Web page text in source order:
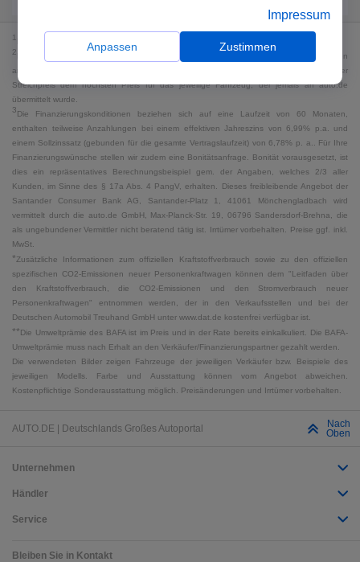
1
2 Bei dem Streichpreis handelt es sich für Neufahrzeuge und junge Gebrauchte um den
an auto.de übermittelten Listenpreis. Für alle anderen Fahrzeuge entspricht der
Streichpreis dem höchsten Preis für das jeweilige Fahrzeug, der jemals an auto.de
übermittelt wurde.
3Die Finanzierungskonditionen beziehen sich auf eine Laufzeit von 60 Monaten,
enthalten teilweise Anzahlungen bei einem effektiven Jahreszins von 6,99% p.a. und
einem Sollzinssatz (gebunden für die gesamte Vertragslaufzeit) von 6,78% p. a.. Für Ihre
Finanzierungswünsche stellen wir zudem eine Bonitätsanfrage. Bonität vorausgesetzt, ist
dies ein repräsentatives Berechnungsbeispiel gem. der Angaben, welches 2/3 aller
Kunden, im Sinne des § 17a Abs. 4 PangV, erhalten. Dieses freibleibende Angebot der
Santander Consumer Bank AG, Santander-Platz 1, 41061 Mönchengladbach wird
vermittelt durch die auto.de GmbH, Max-Planck-Str. 19, 06796 Sandersdorf-Brehna, die
als ungebundener Vermittler nicht beratend tätig ist. Irrtümer vorbehalten. Preise ggf. inkl.
MwSt.
*Zusätzliche Informationen zum offiziellen Kraftstoffverbrauch sowie zu den offiziellen
spezifischen CO2-Emissionen neuer Personenkraftwagen können dem "Leitfaden über
den Kraftstoffverbrauch, die CO2-Emissionen und den Stromverbrauch neuer
Personenkraftwagen" entnommen werden, der in den Verkaufsstellen und bei der
Deutschen Automobil Treuhand GmbH unter www.dat.de kostenfrei verfügbar ist.
**Die Umweltprämie des BAFA ist im Preis und in der Rate bereits einkalkuliert. Die BAFA-
Umweltprämie muss nach Erhalt an den Verkäufer/Finanzierungspartner gezahlt werden.
Die verwendeten Bilder zeigen Fahrzeuge der jeweiligen Verkäufer bzw. Beispiele des
jeweiligen Modells. Farbe und Ausstattung können vom Angebot abweichen.
Kostenpflichtige Sonderausstattung möglich. Preisänderungen und Irrtümer vorbehalten.
AUTO.DE | Deutschlands Großes Autoportal
Nach
Oben
Unternehmen
Händler
Service
Bleiben Sie in Kontakt
anpassen. Dies ist auch später jederzeit im Bereich
Cookie-Richtliniemöglich. Weitere Informationen finden
Sie in unsererDatenschutzerklärung .
Impressum
Anpassen Zustimmen